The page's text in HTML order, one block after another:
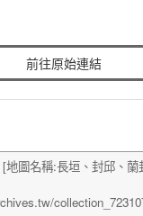
前往原始連結